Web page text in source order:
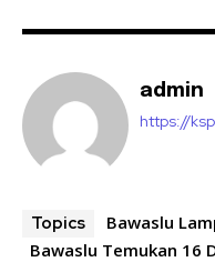
admin
https://
Topics
Bawaslu
Bawaslu Temukan 16